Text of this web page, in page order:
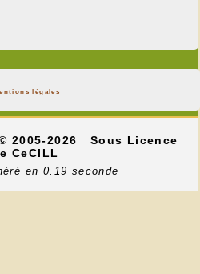
légales
2005-2026
Sous Licence
CeCILL
en 0.19 seconde